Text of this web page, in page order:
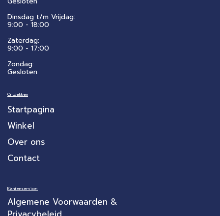
Dinsdag t/m Vrijdag:
9:00 - 18:00
Zaterdag:
​9:00 - 17:00
Zondag:
Gesloten
Ontdekken
Startpagina
Winkel
Over ons
Contact
Klantenservice:
Algemene Voorwaarden &